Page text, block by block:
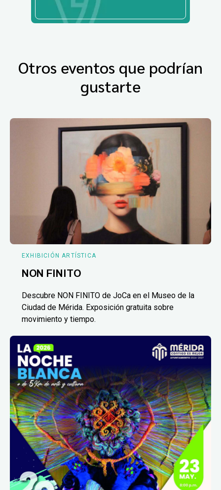
Otros eventos que podrían
gustarte
EXHIBICIÓN ARTÍSTICA
NON FINITO
Descubre NON FINITO de JoCa en el Museo de la
Ciudad de Mérida. Exposición gratuita sobre
movimiento y tiempo.